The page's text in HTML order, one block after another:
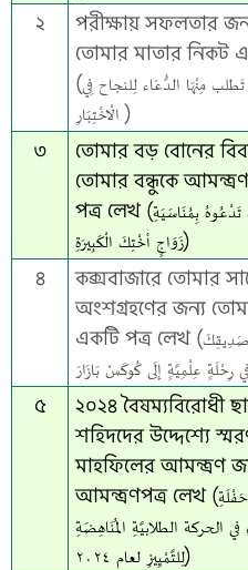
২
পরীক্ষায় সফলতার
তোমার মাতার নিকট
(أَكْتُبُ رِسَالَةٌ إلى أَماك تَطلب مِنْهَا الدُّعَاء لِلنجاح فِي
الْاخْتِبَارِ )
৩
তোমার বড় বোনের
তোমার বন্ধুকে
পত্র লেখ (أَكْتُبْ رِسَالَةٌ إِلَى صَدِيقِكَ تَدْعُوهُ بِمُنَاسَيَةِ
زَوَاجٍ أخْتِكَ الْكَبِيرَةِ)
৪
কক্সবাজারে তোমার
অংশগ্রহণের জন্য
একটি পত্র লেখ (اكْتُبْ رِسَالَةٌ إِلَى صَدِيقِكَ
৫
২০২৪ বৈষম্যবিরোধী
শহিদদের উদ্দেশ্যে
মাহফিলের আমন্ত্রণ
আমন্ত্রণপত্র লেখ (اكْتُبْ دَعْوَةٌ لِحُضُورِ حَفْلَةِ
الحركة الطلابيَّةِ المُنَاهِضَةِ
لِلتَّمْيِيزِ لعام ٢٠٢٤)